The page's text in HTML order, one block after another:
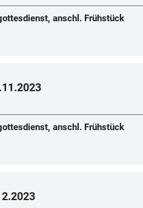
anschl. Frühstück
.11.2023
anschl. Frühstück
.2023